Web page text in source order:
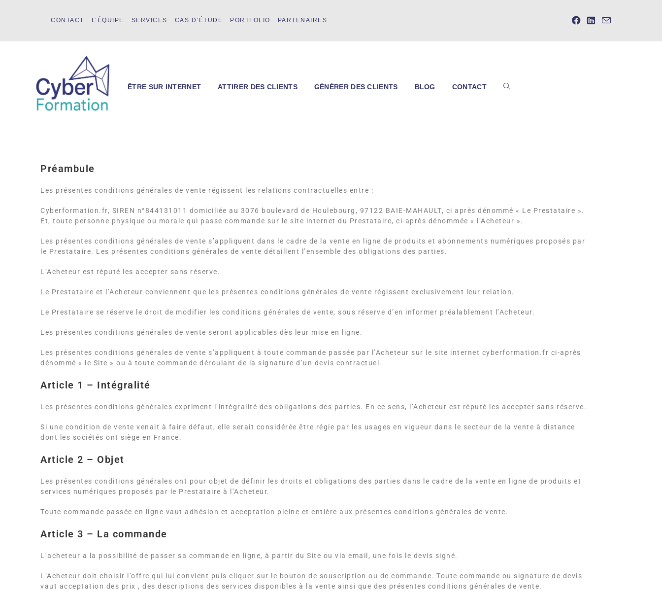
CONTACT L’ÉQUIPE SERVICES CAS D’ÉTUDE PORTFOLIO PARTENAIRES
ÊTRE SUR INTERNET ATTIRER DES CLIENTS GÉNÉRER DES CLIENTS BLOG CONTACT
Préambule
Les présentes conditions générales de vente régissent les relations contractuelles entre :
Cyberformation.fr, SIREN n°844131011 domiciliée au 3076 boulevard de Houlebourg, 97122 BAIE-MAHAULT, ci après dénommé « Le Prestataire ».
Et, toute personne physique ou morale qui passe commande sur le site internet du Prestataire, ci-après dénommée « l’Acheteur ».
Les présentes conditions générales de vente s’appliquent dans le cadre de la vente en ligne de produits et abonnements numériques proposés par
le Prestataire. Les présentes conditions générales de vente détaillent l’ensemble des obligations des parties.
L’Acheteur est réputé les accepter sans réserve.
Le Prestataire et l’Acheteur conviennent que les présentes conditions générales de vente régissent exclusivement leur relation.
Le Prestataire se réserve le droit de modifier les conditions générales de vente, sous réserve d’en informer préalablement l’Acheteur.
Les présentes conditions générales de vente seront applicables dès leur mise en ligne.
Les présentes conditions générales de vente s’appliquent à toute commande passée par l’Acheteur sur le site internet cyberformation.fr ci-après
dénommé « le Site » ou à toute commande déroulant de la signature d’un devis contractuel.
Article 1 – Intégralité
Les présentes conditions générales expriment l’intégralité des obligations des parties. En ce sens, l’Acheteur est réputé les accepter sans réserve.
Si une condition de vente venait à faire défaut, elle serait considérée être régie par les usages en vigueur dans le secteur de la vente à distance
dont les sociétés ont siège en France.
Article 2 – Objet
Les présentes conditions générales ont pour objet de définir les droits et obligations des parties dans le cadre de la vente en ligne de produits et
services numériques proposés par le Prestataire à l’Acheteur.
Toute commande passée en ligne vaut adhésion et acceptation pleine et entière aux présentes conditions générales de vente.
Article 3 – La commande
L’acheteur a la possibilité de passer sa commande en ligne, à partir du Site ou via email, une fois le devis signé.
L’Acheteur doit choisir l’offre qui lui convient puis cliquer sur le bouton de souscription ou de commande. Toute commande ou signature de devis
vaut acceptation des prix , des descriptions des services disponibles à la vente ainsi que des présentes conditions générales de vente.